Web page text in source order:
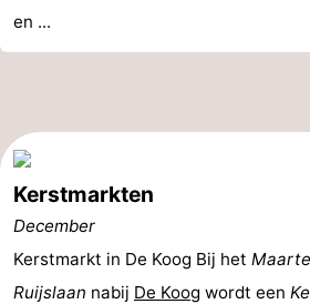
en ...
Kerstmarkten
December
Kerstmarkt in De Koog Bij het
Ruijslaan nabij De Koog wordt een